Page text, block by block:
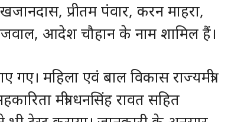
प्रीतम पंवार, करन माहरा,
आदेश चौहान के नाम शामिल हैं।
गए। महिला एवं बाल विकास राज्यमंत्री
मंत्री धनसिंह रावत सहित